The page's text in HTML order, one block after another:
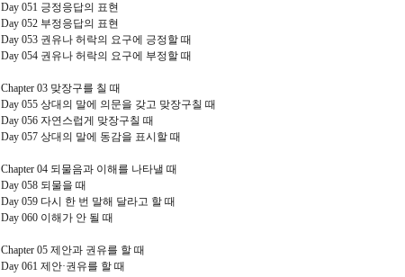
Day 051 긍정응답의 표현
Day 052 부정응답의 표현
Day 053 권유나 허락의 요구에 긍정할 때
Day 054 권유나 허락의 요구에 부정할 때
Chapter 03 맞장구를 칠 때
Day 055 상대의 말에 의문을 갖고 맞장구칠 때
Day 056 자연스럽게 맞장구칠 때
Day 057 상대의 말에 동감을 표시할 때
Chapter 04 되물음과 이해를 나타낼 때
Day 058 되물을 때
Day 059 다시 한 번 말해 달라고 할 때
Day 060 이해가 안 될 때
Chapter 05 제안과 권유를 할 때
Day 061 제안·권유를 할 때